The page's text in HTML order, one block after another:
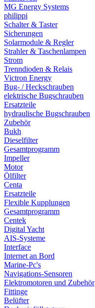
MG Energy Systems
philippi
Schalter & Taster
Sicherungen
Solarmodule & Regler
Strahler & Taschenlampen
Strom
Trenndioden & Relais
Victron Energy
Bug- / Heckschrauben
elektrische Bugschrauben
Ersatzteile
hydraulische Bugschrauben
Zubehör
Bukh
Dieselfilter
Gesamtprogramm
Impeller
Motor
Ölfilter
Centa
Ersatzteile
Flexible Kupplungen
Gesamtprogramm
Centek
Digital Yacht
AIS-Systeme
Interface
Internet an Bord
Marine-Pc's
Navigations-Sensoren
Elektromotoren und Zubehör
Fittinge
Belüfter